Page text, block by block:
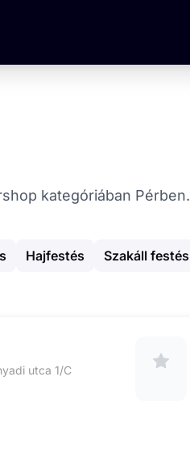
kategóriában Pérben.
Hajfestés Szakáll festés
utca 1/C